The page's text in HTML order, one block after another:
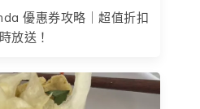
優惠券攻略｜超值折扣
放送！